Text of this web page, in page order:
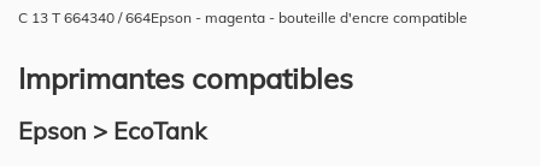
C 13 T 664340 / 664Epson - magenta - bouteille d'encre compatible
Imprimantes compatibles
Epson > EcoTank